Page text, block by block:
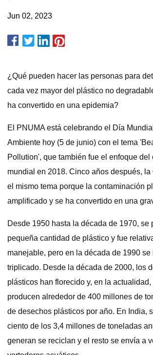
Jun 02, 2023
¿Qué pueden hacer las personas para
cada vez mayor del plástico no
ha convertido en una epidemia?
El PNUMA está celebrando el Día
Ambiente hoy (5 de junio) con el tema
Pollution', que también fue el enfoque del
mundial en 2018. Cinco años después,
el mismo tema porque la contaminación
amplificado y se ha convertido en una
Desde 1950 hasta la década de 1970, se
pequeña cantidad de plástico y fue
manejable, pero en la década de 1990
triplicado. Desde la década de 2000, los
plásticos han florecido y, en la
producen alrededor de 400 millones de
de desechos plásticos por año. En India,
ciento de los 3,4 millones de toneladas
generan se reciclan y el resto se envía a